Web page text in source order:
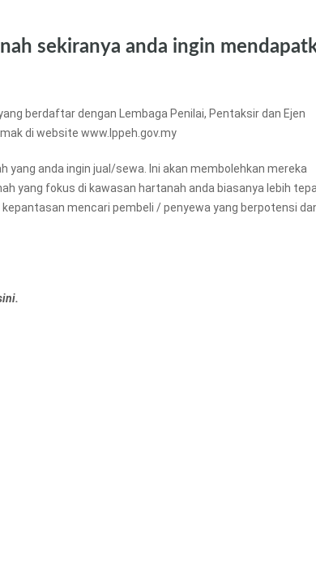
sekiranya anda ingin
berdaftar dengan Lembaga Penilai, Pentaksir dan Ejen
di website www.lppeh.gov.my
anda ingin jual/sewa. Ini akan membolehkan mereka
yang fokus di kawasan hartanah anda biasanya lebih
mencari pembeli / penyewa yang berpotensi